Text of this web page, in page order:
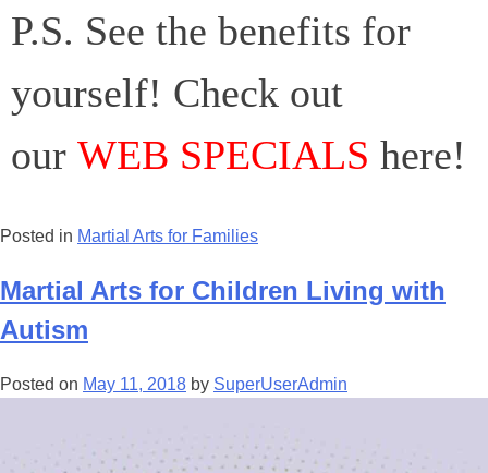
P.S. See the benefits for
yourself! Check out
our WEB SPECIALS here!
Posted in Martial Arts for Families
Martial Arts for Children Living with
Autism
Posted on May 11, 2018 by SuperUserAdmin